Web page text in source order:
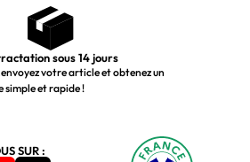
sous 14 jours
votre article et obtenez un
simple et rapide !
SUR :